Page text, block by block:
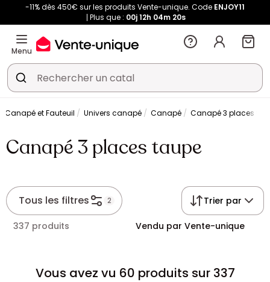
-11% dès 450€ sur les produits Vente-unique. Code ENJOY11
Plus que : 00j 12h 04m 19s
Menu
Canapé et Fauteuil Univers canapé Canapé Canapé 3 places
Canapé 3 places taupe
Tous les filtres 2 Trier par
337 produits Vendu par Vente-unique
Vous avez vu 60 produits sur 337